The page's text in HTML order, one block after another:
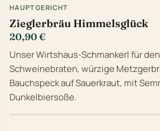
HAUPTGERICHT
Zieglerbräu Himmelsglück
20,90 €
Unser Wirtshaus-Schmankerl für
Schweinebraten, würzige
Bauchspeck auf Sauerkraut, mit
Dunkelbiersoße.